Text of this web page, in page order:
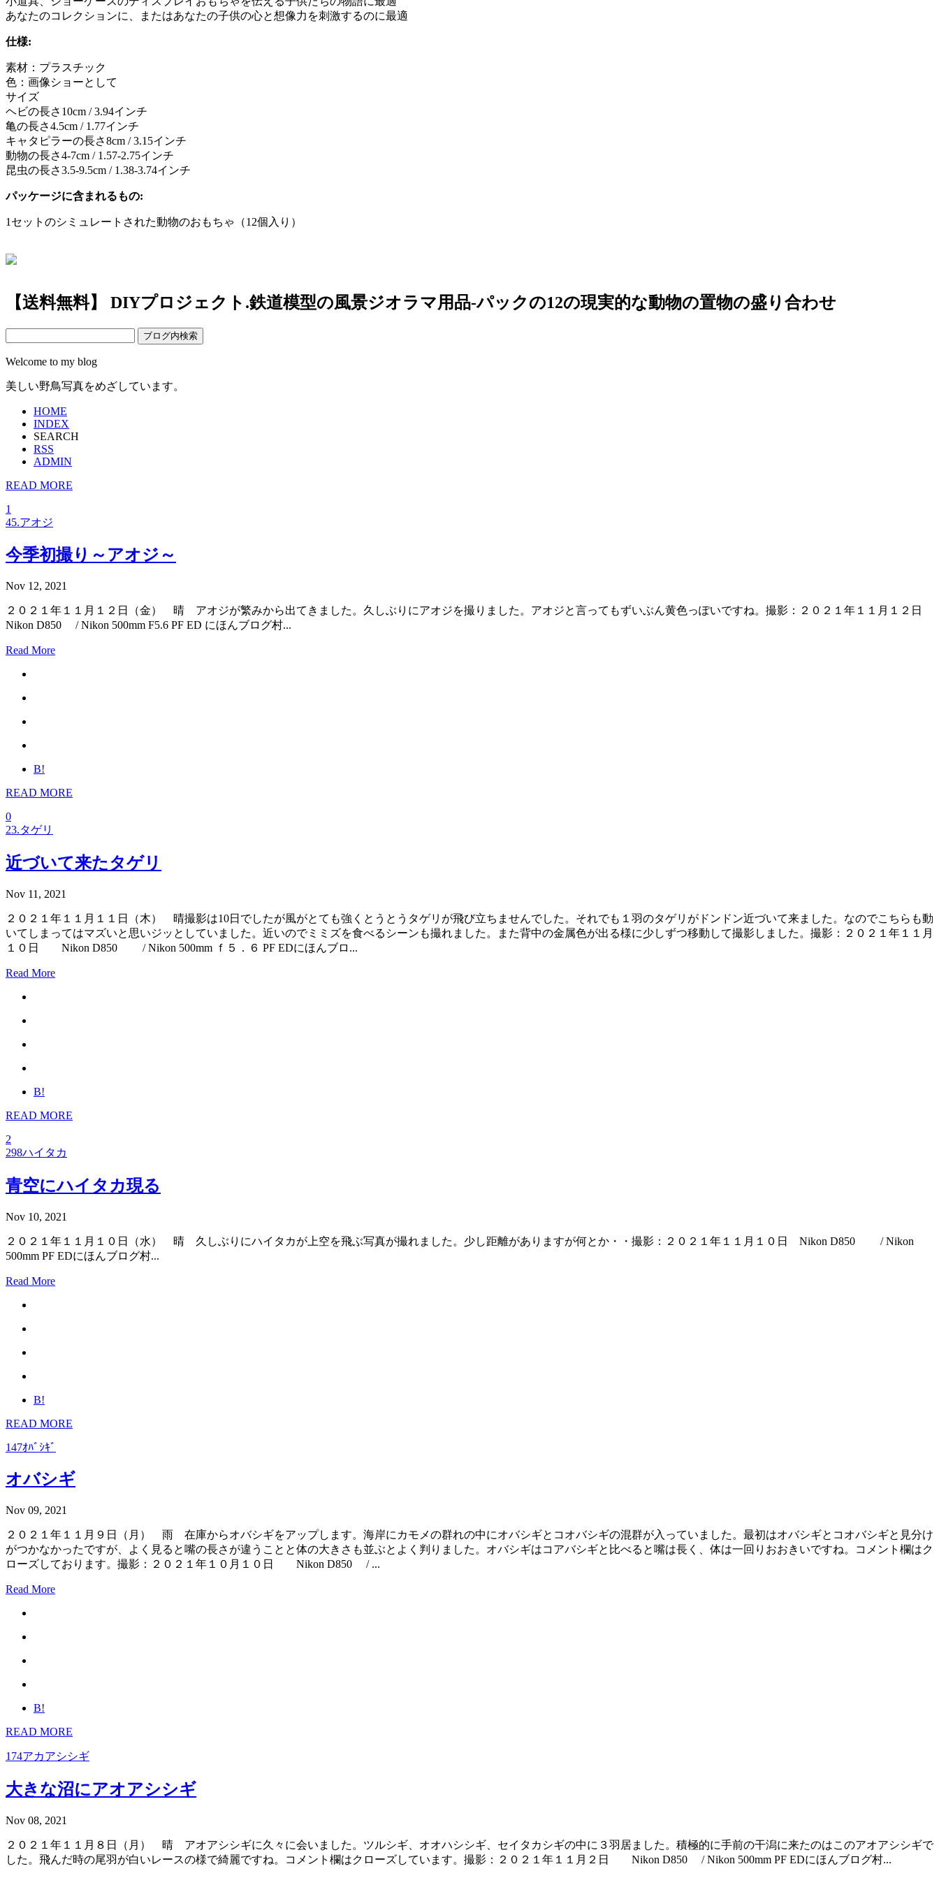
あなたのコレクションに、またはあなたの子供の心と想像力を刺激するのに最適
仕様:
素材：プラスチック
色：画像ショーとして
サイズ
ヘビの長さ10cm / 3.94インチ
亀の長さ4.5cm / 1.77インチ
キャタピラーの長さ8cm / 3.15インチ
動物の長さ4-7cm / 1.57-2.75インチ
昆虫の長さ3.5-9.5cm / 1.38-3.74インチ
パッケージに含まれるもの:
1セットのシミュレートされた動物のおもちゃ（12個入り）
【送料無料】 DIYプロジェクト.鉄道模型の風景ジオラマ用品-パックの12の現実的な動物の置物の盛り合わせ
Welcome to my blog
美しい野鳥写真をめざしています。
HOME
INDEX
SEARCH
RSS
ADMIN
READ MORE
1
45.アオジ
今季初撮り～アオジ～
Nov 12, 2021
２０２１年１１月１２日（金） 晴 アオジが繁みから出てきました。久しぶりにアオジを撮りました。アオジと言ってもずいぶん黄色っぽいですね。撮影：２０２１年１１月１２日
Nikon D850 / Nikon 500mm F5.6 PF ED にほんブログ村...
Read More
B!
READ MORE
0
23.タゲリ
近づいて来たタゲリ
Nov 11, 2021
２０２１年１１月１１日（木） 晴撮影は10日でしたが風がとても強くとうとうタゲリが飛び立ちませんでした。それでも１羽のタゲリがドンドン近づいて来ました。なのでこちらも動
いてしまってはマズいと思いジッとしていました。近いのでミミズを食べるシーンも撮れました。また背中の金属色が出る様に少しずつ移動して撮影しました。撮影：２０２１年１１月
１０日 Nikon D850 / Nikon 500mm ｆ５．６ PF EDにほんブロ...
Read More
B!
READ MORE
2
298ハイタカ
青空にハイタカ現る
Nov 10, 2021
２０２１年１１月１０日（水） 晴 久しぶりにハイタカが上空を飛ぶ写真が撮れました。少し距離がありますが何とか・・撮影：２０２１年１１月１０日 Nikon D850 / Nikon
500mm PF EDにほんブログ村...
Read More
B!
READ MORE
147ｵﾊﾞｼｷﾞ
オバシギ
Nov 09, 2021
２０２１年１１月９日（月） 雨 在庫からオバシギをアップします。海岸にカモメの群れの中にオバシギとコオバシギの混群が入っていました。最初はオバシギとコオバシギと見分け
がつかなかったですが、よく見ると嘴の長さが違うことと体の大きさも並ぶとよく判りました。オバシギはコアバシギと比べると嘴は長く、体は一回りおおきいですね。コメント欄はク
ローズしております。撮影：２０２１年１０月１０日 Nikon D850 / ...
Read More
B!
READ MORE
174アカアシシギ
大きな沼にアオアシシギ
Nov 08, 2021
２０２１年１１月８日（月） 晴 アオアシシギに久々に会いました。ツルシギ、オオハシシギ、セイタカシギの中に３羽居ました。積極的に手前の干潟に来たのはこのアオアシシギで
した。飛んだ時の尾羽が白いレースの様で綺麗ですね。コメント欄はクローズしています。撮影：２０２１年１１月２日 Nikon D850 / Nikon 500mm PF EDにほんブログ村...